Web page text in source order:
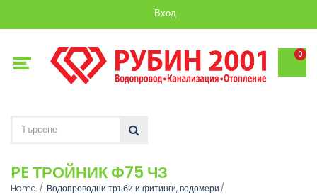
Вход
0
PE ТРОЙНИК Ф75 ЧЗ
Home
Водопроводни тръби и фитинги, водомери